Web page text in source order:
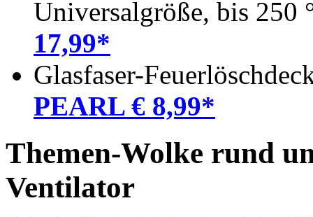
Universalgröße, bis 250
17,99*
Glasfaser-
PEARL € 8,99*
Themen-Wolke rund
Ventilator